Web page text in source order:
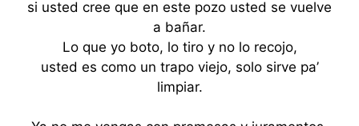
si usted cree que en este pozo usted se vuelve
a bañar.
Lo que yo boto, lo tiro y no lo recojo,
usted es como un trapo viejo, solo sirve pa’
limpiar.